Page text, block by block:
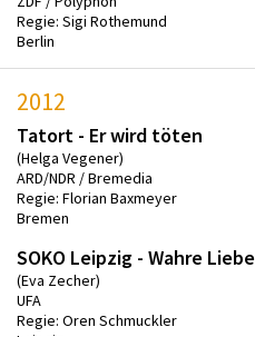
Regie: Sigi Rothemund
Berlin
2012
Tatort - Er wird töten
(Helga Vegener)
ARD/NDR / Bremedia
Regie: Florian Baxmeyer
Bremen
SOKO Leipzig - Wahre Liebe
(Eva Zecher)
UFA
Regie: Oren Schmuckler